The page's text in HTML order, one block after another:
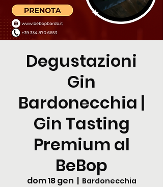
Degustazioni
Gin
Bardonecchia |
Gin Tasting
Premium al
BeBop
dom 18 gen
  |
Bardonecchia